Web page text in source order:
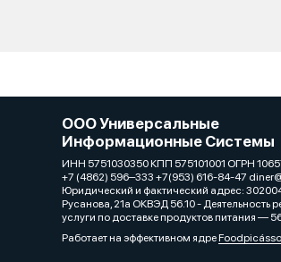
ООО Универсальные
Информационные Системы
ИНН 5751030350 КПП 575101001 ОГРН
+7 (4862) 596‒333 +7(953) 616-84-47
Юридический и фактический адрес: 302004,
Русанова, 21а ОКВЭД 56.10 - Деятельность
услуги по доставке продуктов питания —
Работает на эффективном ядреFoodpicásso